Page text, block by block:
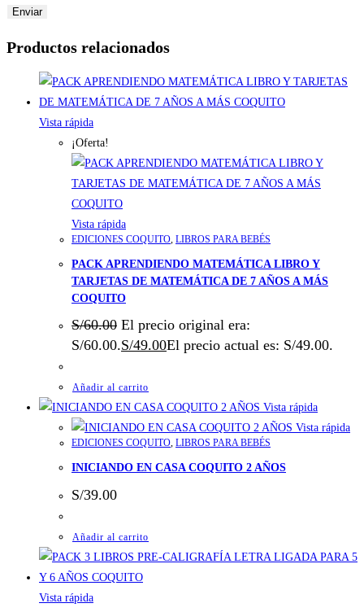
Productos relacionados
Vista rápida
¡Oferta!
Vista rápida
EDICIONES COQUITO, LIBROS PARA BEBÉS
PACK APRENDIENDO MATEMÁTICA LIBRO Y
TARJETAS DE MATEMÁTICA DE 7 AÑOS A MÁS
COQUITO
S/60.00 El precio original era:
S/60.00.S/49.00El precio actual es: S/49.00.
Añadir al carrito
Vista rápida
Vista rápida
EDICIONES COQUITO, LIBROS PARA BEBÉS
INICIANDO EN CASA COQUITO 2 AÑOS
S/39.00
Añadir al carrito
Vista rápida